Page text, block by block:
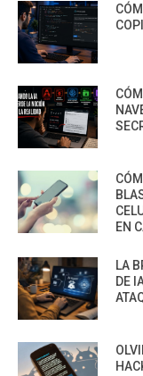
EN
LA
DE